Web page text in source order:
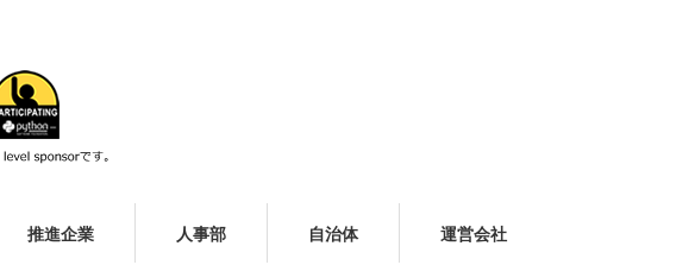
推進企業 人事部 自治体 運営会社